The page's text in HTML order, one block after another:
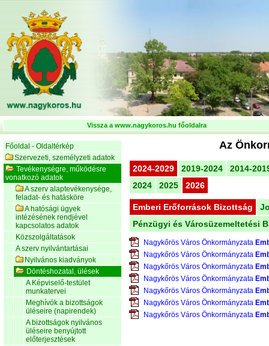
Vissza a www.nagykoros.hu főoldalra
Főoldal - Oldaltérkép
Szervezeti, személyzeti adatok
Tevékenységre, működésre
vonatkozó adatok
A szerv alaptevékenysége,
feladat- és hatásköre
A hatósági ügyek
intézésének rendjével
kapcsolatos adatok
Közszolgáltatások
A szerv nyilvántartásai
Nyilvános kiadványok
Döntéshozatal, ülések
A Képviselő-testület
munkatervei
Meghívók a bizottságok
üléseire (napirendek)
A bizottságok nyilvános
üléseire benyújtott
előterjesztések
Az
2024-2029 2019-2024
2014-
2024
2025 2026
Emberi Erőforrások Bizottság
Pénzügyi és Városüzemeltetési
Nagykőrös Város Önkormányzata
Nagykőrös Város Önkormányzata
Nagykőrös Város Önkormányzata
Nagykőrös Város Önkormányzata
Nagykőrös Város Önkormányzata
Nagykőrös Város Önkormányzata
Nagykőrös Város Önkormányzata